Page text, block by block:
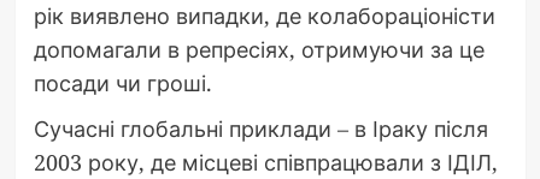
рік виявлено випадки, де колабораціоністи
допомагали в репресіях, отримуючи за це
посади чи гроші.
Сучасні глобальні приклади – в Іраку після
2003 року, де місцеві співпрацювали з ІДІЛ,